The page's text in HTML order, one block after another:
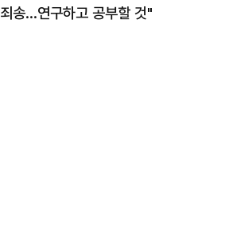
죄송…연구하고 공부할 것"